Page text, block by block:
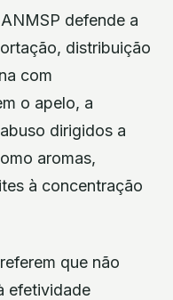
defende a
distribuição
com
o apelo, a
dirigidos a
aromas,
à concentração
que não
efetividade